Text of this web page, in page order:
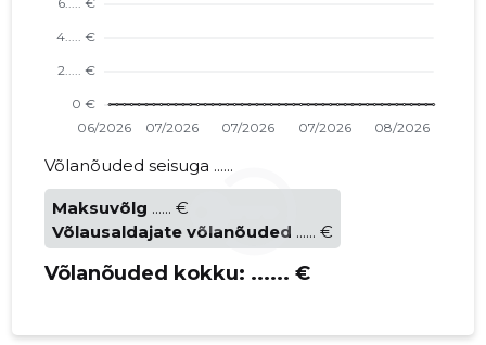
Võlanõuded seisuga ......
Maksuvõlg ...... €
Võlausaldajate võlanõuded ...... €
Võlanõuded kokku: ...... €